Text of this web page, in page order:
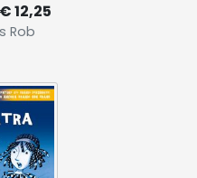
€ 12,25
Rob